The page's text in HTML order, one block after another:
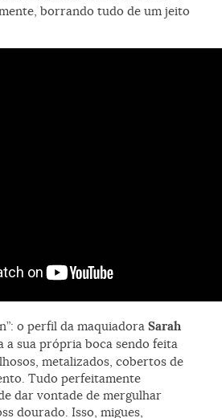
borrando tudo de um jeito
o perfil da maquiadoraSarah
a sua própria boca sendo feita
metalizados, cobertos de
Tudo perfeitamente
dar vontade de mergulhar
dourado. Isso, migues,